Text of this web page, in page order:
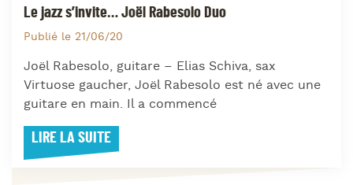
Le jazz s’invite… Joël Rabesolo Duo
Publié le 21/06/20
Joël Rabesolo, guitare – Elias Schiva, sax
Virtuose gaucher, Joël Rabesolo est né avec une
guitare en main. Il a commencé
LIRE LA SUITE